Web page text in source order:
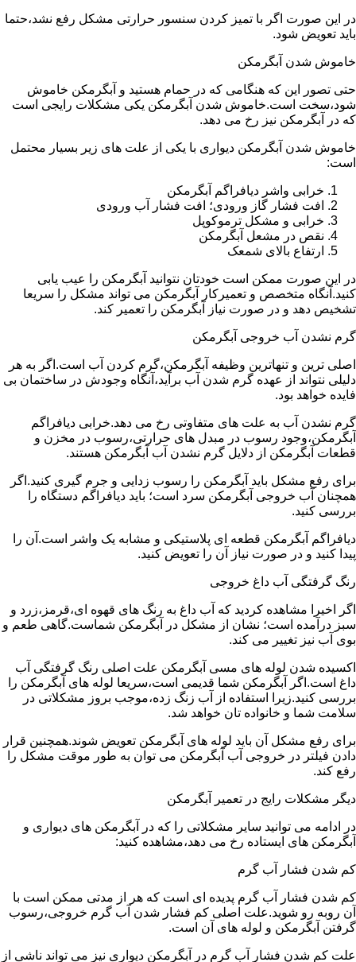
در این صورت اگر با تمیز کردن سنسور حرارتی مشکل رفع نشد،حتما
باید تعویض شود.
خاموش شدن آبگرمکن
حتی تصور این که هنگامی که در حمام هستید و آبگرمکن خاموش
شود،سخت است.خاموش شدن آبگرمکن یکی مشکلات رایجی است
که در آبگرمکن نیز رخ می دهد.
خاموش شدن آبگرمکن دیواری با یکی از علت های زیر بسیار محتمل
است:
خرابی واشر دیافراگم آبگرمکن
افت فشار گاز ورودی؛ افت فشار آب ورودی
خرابی و مشکل ترموکوپل
نقص در مشعل آبگرمکن
ارتفاع بالای شمعک
در این صورت ممکن است خودتان نتوانید آبگرمکن را عیب یابی
کنید.آنگاه متخصص و تعمیرکار آبگرمکن می تواند مشکل را سریعا
تشخیص دهد و در صورت نیاز آبگرمکن را تعمیر کند.
گرم نشدن آب خروجی آبگرمکن
اصلی ترین و تنهاترین وظیفه آبگرمکن،گرم کردن آب است.اگر به هر
دلیلی نتواند از عهده گرم شدن آب برآید،آنگاه وجودش در ساختمان بی
فایده خواهد بود.
گرم نشدن آب به علت های متفاوتی رخ می دهد.خرابی دیافراگم
آبگرمکن،وجود رسوب در مبدل های حرارتی،رسوب در مخزن و
قطعات آبگرمکن از دلایل گرم نشدن آب آبگرمکن هستند.
برای رفع مشکل باید آبگرمکن را رسوب زدایی و جرم گیری کنید.اگر
همچنان آب خروجی آبگرمکن سرد است؛ باید دیافراگم دستگاه را
بررسی کنید.
دیافراگم آبگرمکن قطعه ای پلاستیکی و مشابه یک واشر است.آن را
پیدا کنید و در صورت نیاز آن را تعویض کنید.
رنگ گرفتگی آب داغ خروجی
اگر اخیرا مشاهده کردید که آب داغ به رنگ های قهوه ای،قرمز،زرد و
سبز درآمده است؛ نشان از مشکل در آبگرمکن شماست.گاهی طعم و
بوی آب نیز تغییر می کند.
اکسیده شدن لوله های مسی آبگرمکن علت اصلی رنگ گرفتگی آب
داغ است.اگر آبگرمکن شما قدیمی است،سریعا لوله های آبگرمکن را
بررسی کنید.زیرا استفاده از آب زنگ زده،موجب بروز مشکلاتی در
سلامت شما و خانواده تان خواهد شد.
برای رفع مشکل آن باید لوله های آبگرمکن تعویض شوند.همچنین قرار
دادن فیلتر در خروجی آب آبگرمکن می توان به طور موقت مشکل را
رفع کند.
دیگر مشکلات رایج در تعمیر آبگرمکن
در ادامه می توانید سایر مشکلاتی را که در آبگرمکن های دیواری و
آبگرمکن های ایستاده رخ می دهد،مشاهده کنید:
کم شدن فشار آب گرم
کم شدن فشار آب گرم پدیده ای است که هر از مدتی ممکن است با
آن روبه رو شوید.علت اصلی کم فشار شدن آب گرم خروجی،رسوب
گرفتن آبگرمکن و لوله های آن است.
علت کم شدن فشار آب گرم در آبگرمکن دیواری نیز می تواند ناشی از